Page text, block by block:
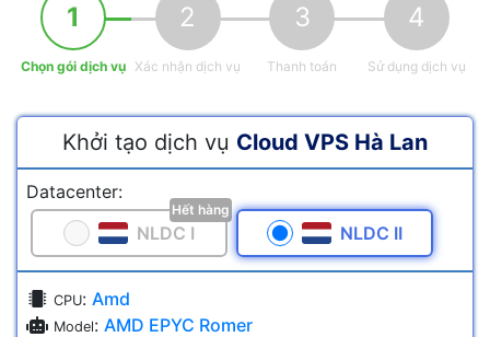
1
Chọn gói dịch vụ
2
Xác nhận dịch vụ
3
Thanh toán
4
Sử dụng dịch vụ
Khởi tạo dịch vụ Cloud VPS Hà Lan
Datacenter:
NLDC I
Hết hàng
NLDC II
CPU: Amd
Model: AMD EPYC Romer